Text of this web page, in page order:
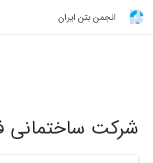
انجمن بتن ایران
شرکت ساختمانی